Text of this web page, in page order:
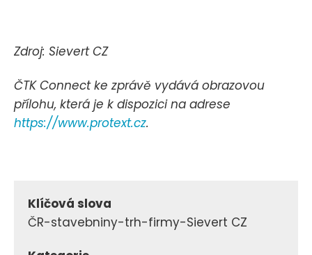
Zdroj: Sievert CZ
ČTK Connect ke zprávě vydává obrazovou
přílohu, která je k dispozici na adrese
https://www.protext.cz.
Klíčová slova
ČR-stavebniny-trh-firmy-Sievert CZ